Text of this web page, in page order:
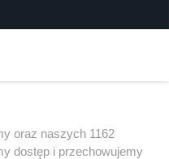
oraz naszych 1162
dostęp i przechowujemy